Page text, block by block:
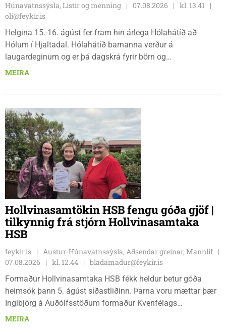
Húnavatnssýsla, Listir og menning
07.08.2026
kl. 13.41
oli@feykir.is
Helgina 15.-16. ágúst fer fram hin árlega Hólahátíð að
Hólum í Hjaltadal. Hólahátíð barnanna verður á
laugardeginum og er þá dagskrá fyrir börn og
fjölskyldur.Lydía Einarsdóttir svæðisstjóri æskulýðsmála og
MEIRA
Hollvinasamtökin HSB fengu góða gjöf |
tilkynnig frá stjórn Hollvinasamtaka
HSB
feykir.is
Austur-Húnavatnssýsla, Aðsendar greinar, Mannlíf
07.08.2026
kl. 12.44
bladamadur@feykir.is
Formaður Hollvinasamtaka HSB fékk heldur betur góða
heimsók þann 5. ágúst síðastliðinn. Þarna voru mættar þær
Ingibjörg á Auðólfsstöðum formaður Kvenfélags
Bólstaðarhlíðarhrepps og Guðrún á Auðkúlu formaður
MEIRA